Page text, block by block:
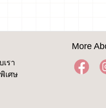
เรา
เศษ
More